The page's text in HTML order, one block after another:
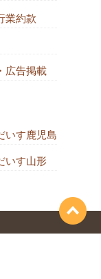
業約款
広告掲載
いす鹿児島
いす山形